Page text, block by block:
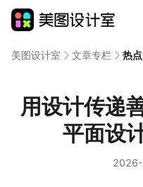
美图设计室 文章专栏 热
用设计传递
平面设
2026-